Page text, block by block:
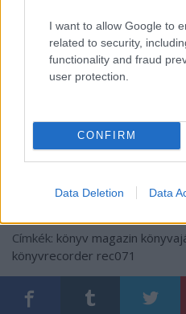
I want to allow Google to
related to security,
functionality and fraud
user protection.
CONFIRM
Data Deletion Data
június 3-án, 18:30 kor a
Bukowski-estet tartanak,
egybekötött színházi
Prieger Zsolt beszélget a
ihletett színdarab
Címkék: könyv magazin
könyvrecorder rec071